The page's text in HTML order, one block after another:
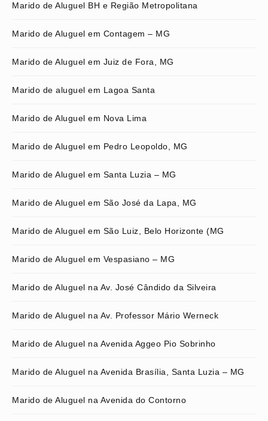
Marido de Aluguel BH e Região Metropolitana
Marido de Aluguel em Contagem – MG
Marido de Aluguel em Juiz de Fora, MG
Marido de aluguel em Lagoa Santa
Marido de Aluguel em Nova Lima
Marido de Aluguel em Pedro Leopoldo, MG
Marido de Aluguel em Santa Luzia – MG
Marido de Aluguel em São José da Lapa, MG
Marido de Aluguel em São Luiz, Belo Horizonte (MG
Marido de Aluguel em Vespasiano – MG
Marido de Aluguel na Av. José Cândido da Silveira
Marido de Aluguel na Av. Professor Mário Werneck
Marido de Aluguel na Avenida Aggeo Pio Sobrinho
Marido de Aluguel na Avenida Brasília, Santa Luzia – MG
Marido de Aluguel na Avenida do Contorno